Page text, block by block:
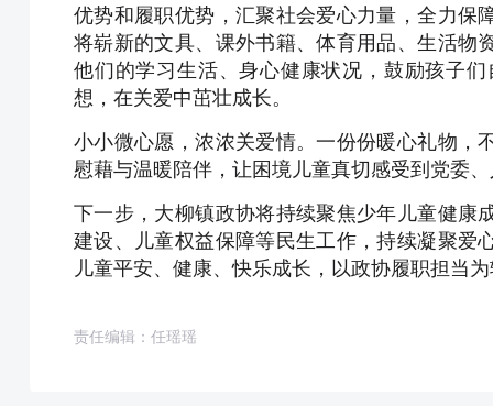
优势和履职优势，汇聚社会爱心力量，全力保
将崭新的文具、课外书籍、体育用品、生活物
他们的学习生活、身心健康状况，鼓励孩子
想，在关爱中茁壮成长。
小小微心愿，浓浓关爱情。一份份暖心礼物，
慰藉与温暖陪伴，让困境儿童真切感受到党委
下一步，大柳镇政协将持续聚焦少年儿童健康
建设、儿童权益保障等民生工作，持续凝聚爱
儿童平安、健康、快乐成长，以政协履职担当
责任编辑：任瑶瑶